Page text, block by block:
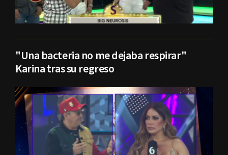
"Una bacteria no me dejaba respirar"
Karina tras su regreso